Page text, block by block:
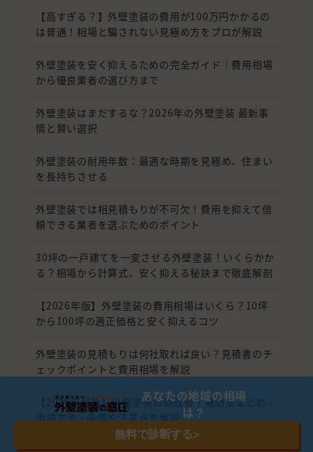
【高すぎる？】外壁塗装の費用が100万円かかるの
は普通！相場と騙されない見極め方をプロが解説
外壁塗装を安く抑えるための完全ガイド｜費用相場
から優良業者の選び方まで
外壁塗装はまだするな？2026年の外壁塗装 最新事
情と賢い選択
外壁塗装の耐用年数：最適な時期を見極め、住まい
を長持ちさせる
外壁塗装では相見積もりが不可欠！費用を抑えて信
頼できる業者を選ぶためのポイント
30坪の一戸建てを一変させる外壁塗装！いくらかか
る？相場から計算式、安く抑える秘訣まで徹底解剖
【2026年版】外壁塗装の費用相場はいくら？10坪
から100坪の適正価格と安く抑えるコツ
外壁塗装の見積もりは何社取れば良い？見積書のチ
ェックポイントと費用相場を解説
【2026年最新】外壁塗装の助成金・補助金まとめ｜
申請方法・条件や注意点を解説
あなたの地域の相場
は？
無料で診断する>